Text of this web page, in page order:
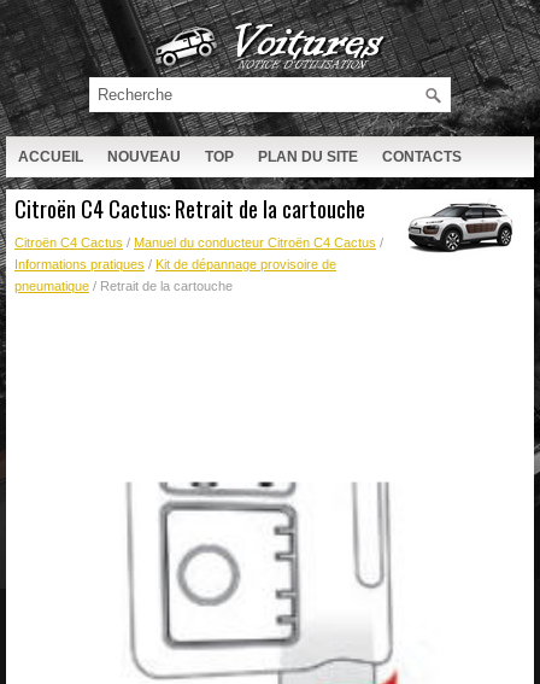
ACCUEIL NOUVEAU TOP PLAN DU SITE CONTACTS
RECHERCHE
Citroën C4 Cactus: Retrait de la cartouche
Citroën C4 Cactus / Manuel du conducteur Citroën C4 Cactus /
Informations pratiques / Kit de dépannage provisoire de
pneumatique / Retrait de la cartouche